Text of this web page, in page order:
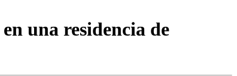
una residencia de